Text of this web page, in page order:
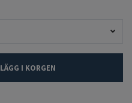
LÄGG I KORGEN